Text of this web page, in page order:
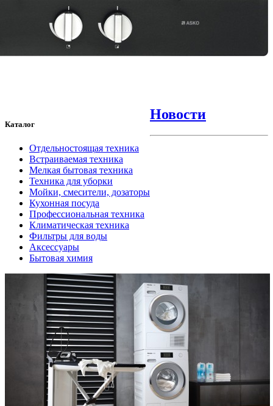
Каталог
Отдельностоящая техника
Встраиваемая техника
Мелкая бытовая техника
Техника для уборки
Мойки, смесители, дозаторы
Кухонная посуда
Профессиональная техника
Климатическая техника
Фильтры для воды
Аксессуары
Бытовая химия
Новости